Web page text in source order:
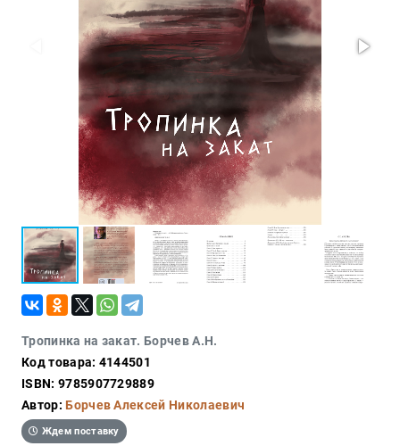
Тропинка на закат. Борчев А.Н.
Код товара: 4144501
ISBN: 9785907729889
Автор:Борчев Алексей Николаевич
Ждем поставку
Тайное и
непознанное
Образ
жизни
Философия
Военная
история
Конспирология
Политика
Религия
Туризм
Разное
Кухня,
гастрономия,
кулинария
Закон
Красота